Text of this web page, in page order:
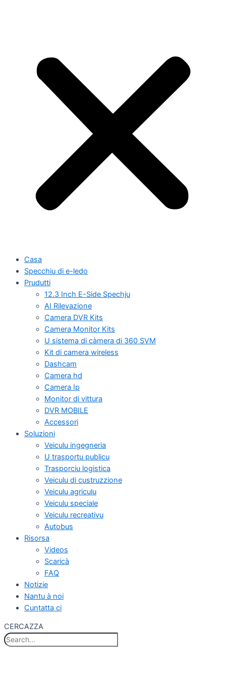
Casa
Specchiu di e-ledo
Prudutti
12.3 Inch E-Side Spechju
AI Rilevazione
Camera DVR Kits
Camera Monitor Kits
U sistema di càmera di 360 SVM
Kit di camera wireless
Dashcam
Camera hd
Camera Ip
Monitor di vittura
DVR MOBILE
Accessori
Soluzioni
Veiculu ingegneria
U trasportu publicu
Trasporciu logistica
Veiculu di custruzzione
Veiculu agriculu
Veiculu speciale
Veiculu recreativu
Autobus
Risorsa
Videos
Scaricà
FAQ
Notizie
Nantu à noi
Cuntatta ci
CERCAZZA